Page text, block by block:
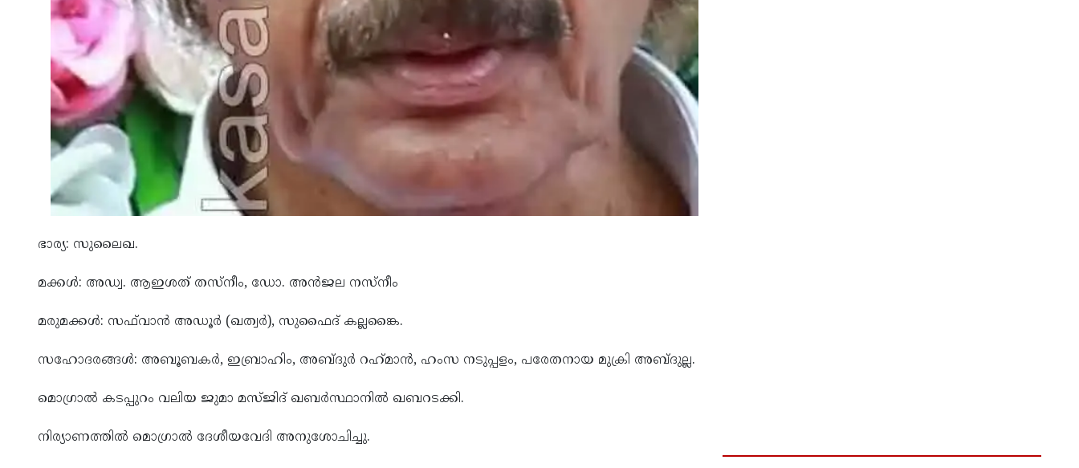
ഭാര്യ: സുലൈഖ.
മക്കൾ: അഡ്വ. ആഇശത് തസ്‌നീം, ഡോ. അൻജല നസ്നീം
മരുമക്കൾ: സഫ്‌വാൻ അഡൂർ (ഖത്വർ), സുഫൈദ് കല്ലങ്കൈ.
സഹോദരങ്ങൾ: അബൂബകർ, ഇബ്രാഹിം, അബ്ദുർ റഹ്‌മാൻ, ഹംസ നടുപ്പളം, പരേതനായ മുക്രി അബ്ദുല്ല.
മൊഗ്രാൽ കടപ്പുറം വലിയ ജുമാ മസ്ജിദ് ഖബർസ്ഥാനിൽ ഖബറടക്കി.
നിര്യാണത്തിൽ മൊഗ്രാൽ ദേശീയവേദി അനുശോചിച്ചു.